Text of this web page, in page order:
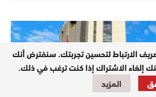
الارتباط لتحسين تجربتك. سنفترض أنك
إلغاء الاشتراك إذا كنت ترغب في ذلك.
المزيد